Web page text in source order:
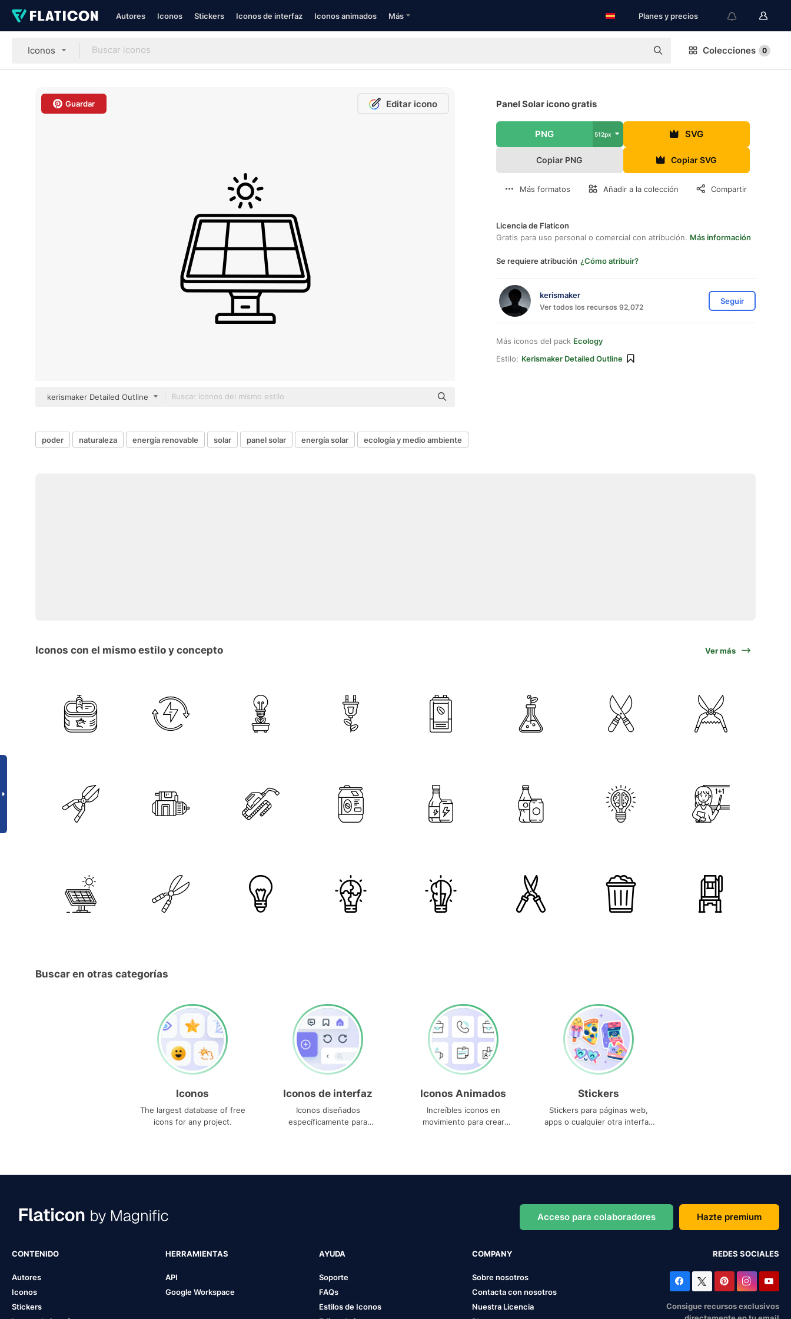
Autores Iconos Stickers Iconos de interfaz Iconos animados Más Planes y precios
Iconos Colecciones 0
Guardar Editar icono
kerismaker Detailed Outline
Panel Solar icono gratis
PNG 512px SVG
Copiar PNG Copiar SVG
Más formatos Añadir a la colección Compartir
Licencia de Flaticon
Gratis para uso personal o comercial con atribución. Más información
Se requiere atribución ¿Cómo atribuir?
kerismaker
Ver todos los recursos 92,072
Seguir
Más iconos del pack Ecology
Estilo: Kerismaker Detailed Outline
poder naturaleza energía renovable solar panel solar energía solar ecología y medio ambiente
Iconos con el mismo estilo y concepto Ver más
Buscar en otras categorías
Iconos
The largest database of free
icons for any project.
Iconos de interfaz
Iconos diseñados
específicamente para
Iconos Animados
Increíbles iconos en
movimiento para crear
Stickers
Stickers para páginas web,
apps o cualquier otra interfaz
Acceso para colaboradores Hazte premium
CONTENIDO
Autores
Iconos
Stickers
HERRAMIENTAS
API
Google Workspace
AYUDA
Soporte
FAQs
Estilos de Iconos
COMPANY
Sobre nosotros
Contacta con nosotros
Nuestra Licencia
REDES SOCIALES
Consigue recursos exclusivos